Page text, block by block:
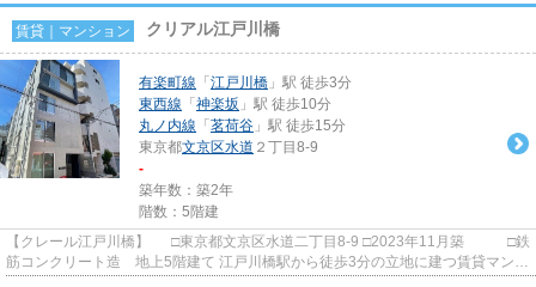
賃貸｜マンション クリアル江戸川橋
有楽町線 「 江戸川橋 」駅 徒歩3分
東西線 「 神楽坂 」駅 徒歩10分
丸ノ内線 「 茗荷谷 」駅 徒歩15分
東京都文京区水道 ２丁目8-9
-
築年数：築2年
階数：5階建
【クレール江戸川橋】 □東京都文京区水道二丁目8-9 □2023年11月築 □鉄
筋コンクリート造 地上5階建て 江戸川橋駅から徒歩3分の立地に建つ賃貸マンシ